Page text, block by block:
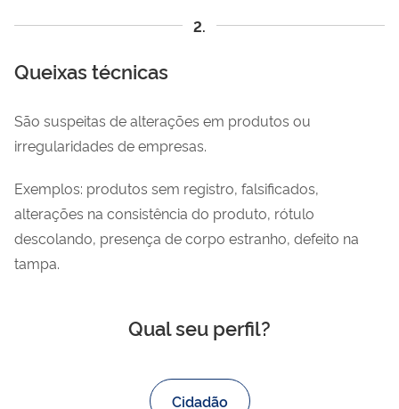
2.
Queixas técnicas
São suspeitas de alterações em produtos ou
irregularidades de empresas.
Exemplos: produtos sem registro, falsificados,
alterações na consistência do produto, rótulo
descolando, presença de corpo estranho, defeito na
tampa.
Qual seu perfil?
Cidadão